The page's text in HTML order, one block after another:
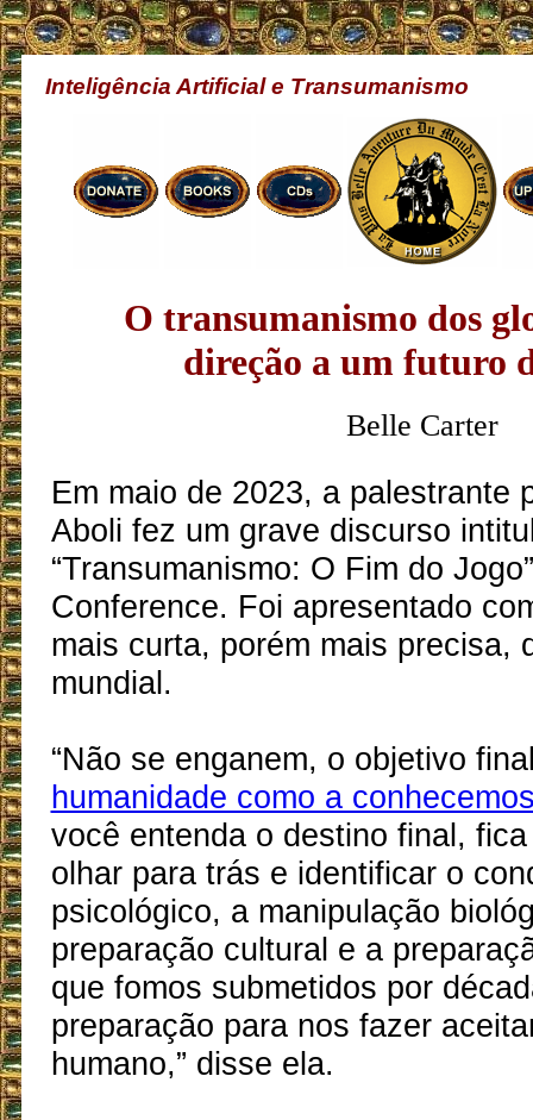
Inteligência Artificial e Transumanismo
O transumanismo dos
direção a um futuro
Belle Carter
Em maio de 2023, a palestrante
Aboli fez um grave discurso
“Transumanismo: O Fim do
Conference. Foi apresentado
mais curta, porém mais precisa,
mundial.
“Não se enganem, o objetivo
humanidade como a
você entenda o destino final,
olhar para trás e identificar o
psicológico, a manipulação
preparação cultural e a
que fomos submetidos por
preparação para nos fazer
humano,” disse ela.